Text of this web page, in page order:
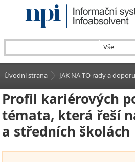
Úvodní strana JAK NA TO rady a
Profil kariérových
témata, která řeší
a středních školách